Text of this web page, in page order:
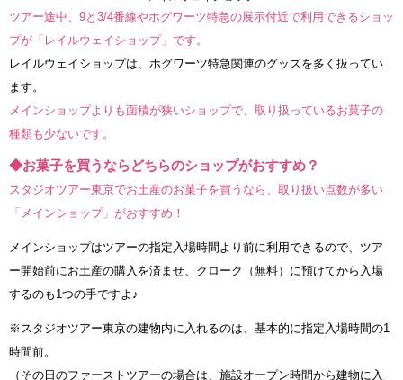
ツアー途中、9と3/4番線やホグワーツ特急の展示付近で利用できるショッ
プが「レイルウェイショップ」です。
レイルウェイショップは、ホグワーツ特急関連のグッズを多く扱ってい
ます。
メインショップよりも面積が狭いショップで、取り扱っているお菓子の
種類も少ないです。
◆お菓子を買うならどちらのショップがおすすめ？
スタジオツアー東京でお土産のお菓子を買うなら、取り扱い点数が多い
「メインショップ」がおすすめ！
メインショップはツアーの指定入場時間より前に利用できるので、ツア
ー開始前にお土産の購入を済ませ、クローク（無料）に預けてから入場
するのも1つの手ですよ♪
※スタジオツアー東京の建物内に入れるのは、基本的に指定入場時間の1
時間前。
（その日のファーストツアーの場合は、施設オープン時間から建物に入